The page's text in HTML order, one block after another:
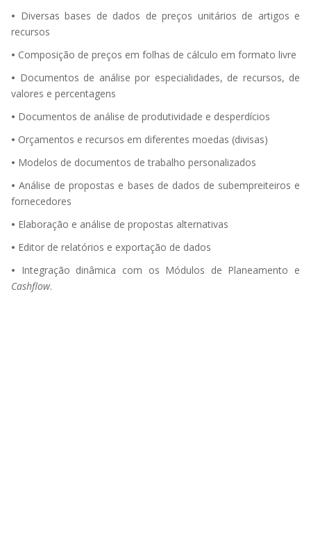
• Diversas bases de dados de preços unitários de artigos e
recursos
• Composição de preços em folhas de cálculo em formato livre
• Documentos de análise por especialidades, de recursos, de
valores e percentagens
• Documentos de análise de produtividade e desperdícios
• Orçamentos e recursos em diferentes moedas (divisas)
• Modelos de documentos de trabalho personalizados
•Análise de propostas e bases de dados de subempreiteiros e
fornecedores
• Elaboração e análise de propostas alternativas
• Editor de relatórios e exportação de dados
• Integração dinâmica com os Módulos de Planeamento e
Cashflow.